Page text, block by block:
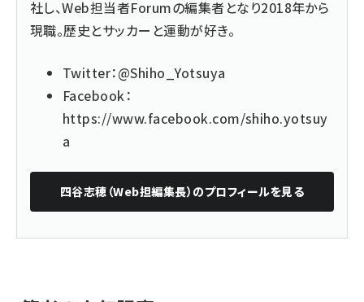
社し、Web担当者Forumの編集者となり2018年から
現職。歴史とサッカーと運動が好き。
Twitter：@Shiho_Yotsuya
Facebook：
https://www.facebook.com/shiho.yotsuy
a
四谷志穂（Web担編集長） のプロフィールを見る